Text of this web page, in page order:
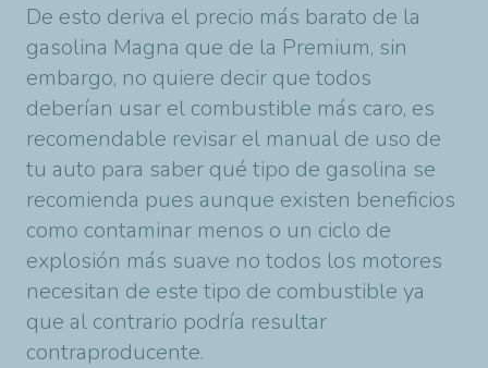
De esto deriva el precio más barato de la
gasolina Magna que de la Premium, sin
embargo, no quiere decir que todos
deberían usar el combustible más caro, es
recomendable revisar el manual de uso de
tu auto para saber qué tipo de gasolina se
recomienda pues aunque existen beneficios
como contaminar menos o un ciclo de
explosión más suave no todos los motores
necesitan de este tipo de combustible ya
que al contrario podría resultar
contraproducente.